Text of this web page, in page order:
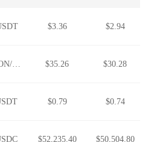
$3.36 $2.94
AUCTION/USDT $35.26 $30.28
$0.79 $0.74
$52,235.40 $50,504.80